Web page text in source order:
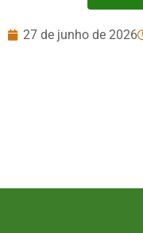
27 de junho de 2026